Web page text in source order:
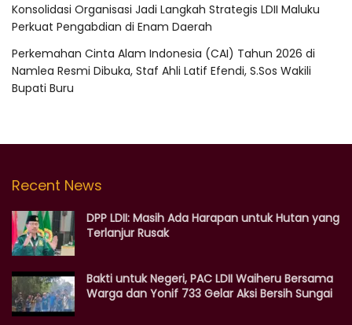
Konsolidasi Organisasi Jadi Langkah Strategis LDII Maluku
Perkuat Pengabdian di Enam Daerah
Perkemahan Cinta Alam Indonesia (CAI) Tahun 2026 di
Namlea Resmi Dibuka, Staf Ahli Latif Efendi, S.Sos Wakili
Bupati Buru
Recent News
DPP LDII: Masih Ada Harapan untuk Hutan yang
Terlanjur Rusak
Bakti untuk Negeri, PAC LDII Waiheru Bersama
Warga dan Yonif 733 Gelar Aksi Bersih Sungai